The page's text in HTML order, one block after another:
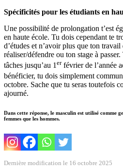
Spécificités pour les étudiants en
Une possibilité de prolongation t’est
en haute école. Tu dois cependant te
d’études et n’avoir plus que ton travail
réaliser/défendre ou ton stage à
tâches jusqu’au 1 erfévrier de l’année
bénéficier, tu dois simplement
octobre. Sache que tu seras toutefois
ajourné.
Dans cette réponse, le masculin est utilisé comme
femmes que les hommes.
Dernière modification le 16 octobre 2025